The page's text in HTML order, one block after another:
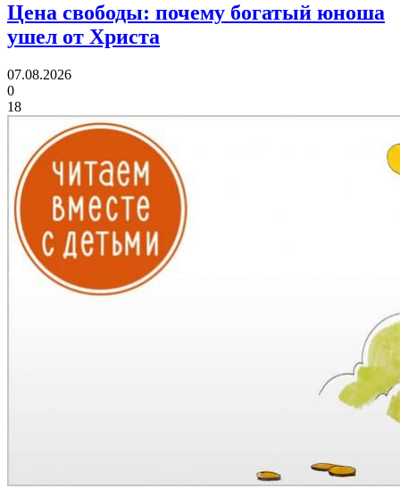
Цена свободы: почему богатый юноша
ушел от Христа
07.08.2026
0
18